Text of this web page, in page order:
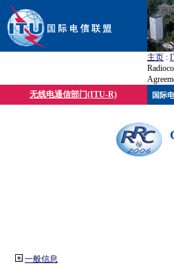
主页 :
无线电通信部门(ITU-R)
一般信息
国际